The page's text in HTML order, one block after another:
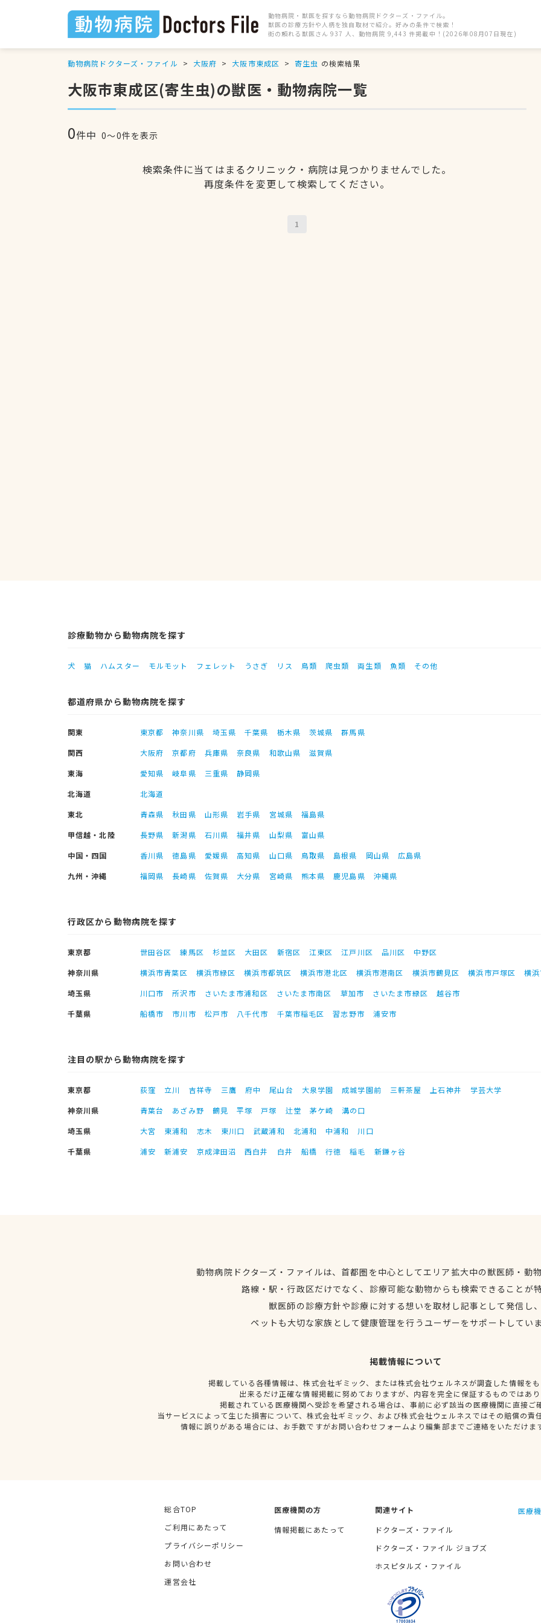
動物病院・獣医を探すなら動物病院ドクターズ・ファイル。
獣医の診療方針や人柄を独自取材で紹介。好みの条件で検索！
街の頼れる獣医さん 937 人、動物病院 9,443 件掲載中！(2026年08月07日現在)
動物病院ドクターズ・ファイル 大阪府 大阪市東成区 寄生虫 の検索結果
大阪市東成区(寄生虫)の獣医・動物病院一覧
0件中 0〜0件を表示
検索条件に当てはまるクリニック・病院は見つかりませんでした。
再度条件を変更して検索してください。
1
診療動物から動物病院を探す
犬 猫 ハムスター モルモット フェレット うさぎ リス 鳥類 爬虫類 両生類 魚類 その他
都道府県から動物病院を探す
関東 東京都 神奈川県 埼玉県 千葉県 栃木県 茨城県
群馬県
関西
大阪府 京都府 兵庫県 奈良県 和歌山県
滋賀県
東海
愛知県 岐阜県 三重県
静岡県
北海道
北海道
東北
青森県 秋田県 山形県 岩手県 宮城県
福島県
甲信越・北陸
長野県 新潟県 石川県 福井県 山梨県
富山県
中国・四国
香川県 徳島県 愛媛県 高知県 山口県 鳥取県 島根県 岡山県
広島県
九州・沖縄
福岡県 長崎県 佐賀県 大分県 宮崎県 熊本県 鹿児島県 沖縄県
行政区から動物病院を探す
東京都 世田谷区 練馬区 杉並区 大田区 新宿区 江東区 江戸川区 品川区
中野区
神奈川県
横浜市青葉区 横浜市緑区 横浜市都筑区 横浜市港北区 横浜市港南区 横浜市鶴見区 横浜市戸塚区
横
埼玉県
川口市 所沢市 さいたま市浦和区 さいたま市南区 草加市 さいたま市緑区
越谷市
千葉県
船橋市 市川市 松戸市 八千代市 千葉市稲毛区 習志野市 浦安市
注目の駅から動物病院を探す
東京都 荻窪 立川 吉祥寺 三鷹 府中 尾山台 大泉学園 成城学園前 三軒茶屋 上石神井
学芸大学
神奈川県
青葉台 あざみ野 鶴見 平塚 戸塚 辻堂 茅ケ崎
溝の口
埼玉県
大宮 東浦和 志木 東川口 武蔵浦和 北浦和 中浦和
川口
千葉県
浦安 新浦安 京成津田沼 西白井 白井 船橋 行徳 稲毛 新鎌ヶ谷
動物病院ドクターズ・ファイルは、首都圏を中心としてエリア拡大中の獣医師・動
路線・駅・行政区だけでなく、診療可能な動物からも検索できることが
獣医師の診療方針や診療に対する想いを取材し記事として発信し
ペットも大切な家族として健康管理を行うユーザーをサポートしてい
掲載情報について
掲載している各種情報は、株式会社ギミック、または株式会社ウェルネスが調査した情報を
出来るだけ正確な情報掲載に努めておりますが、内容を完全に保証するものではあ
掲載されている医療機関へ受診を希望される場合は、事前に必ず該当の医療機関に直接ご
当サービスによって生じた損害について、株式会社ギミック、および株式会社ウェルネスではその賠償の責
情報に誤りがある場合には、お手数ですがお問い合わせフォームより編集部までご連絡をいただけま
総合TOP
ご利用にあたって
プライバシーポリシー
お問い合わせ
運営会社
医療機関の方
情報掲載にあたって
関連サイト
ドクターズ・ファイル
ドクターズ・ファイル ジョブズ
ホスピタルズ・ファイル
医療